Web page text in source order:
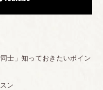
」知っておきたいポイン
ン